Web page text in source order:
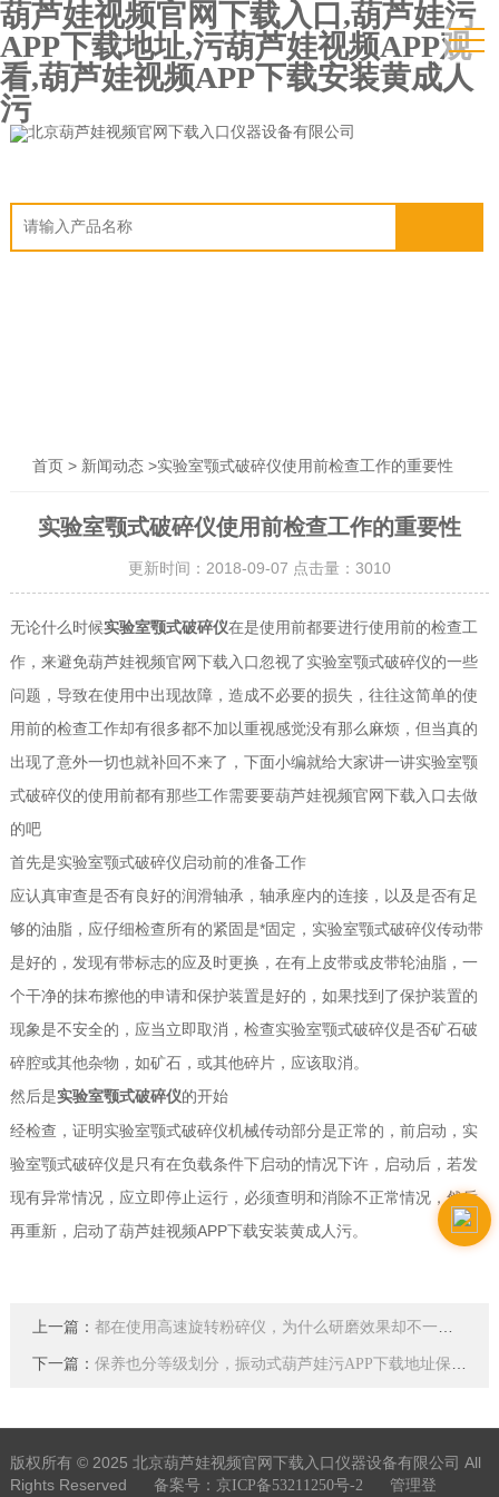
葫芦娃视频官网下载入口,葫芦娃污
APP下载地址,污葫芦娃视频APP观
看,葫芦娃视频APP下载安装黄成人
污
首页> 新闻动态>实验室颚式破碎仪使用前检查工作的重要性
实验室颚式破碎仪使用前检查工作的重要性
更新时间：2018-09-07 点击量： 3010
无论什么时候实验室颚式破碎仪在是使用前都要进行使用前的检查工
作，来避免葫芦娃视频官网下载入口忽视了实验室颚式破碎仪的一些
问题，导致在使用中出现故障，造成不必要的损失，往往这简单的使
用前的检查工作却有很多都不加以重视感觉没有那么麻烦，但当真的
出现了意外一切也就补回不来了，下面小编就给大家讲一讲实验室颚
式破碎仪的使用前都有那些工作需要要葫芦娃视频官网下载入口去做
的吧
首先是实验室颚式破碎仪启动前的准备工作
应认真审查是否有良好的润滑轴承，轴承座内的连接，以及是否有足
够的油脂，应仔细检查所有的紧固是*固定，实验室颚式破碎仪传动带
是好的，发现有带标志的应及时更换，在有上皮带或皮带轮油脂，一
个干净的抹布擦他的申请和保护装置是好的，如果找到了保护装置的
现象是不安全的，应当立即取消，检查实验室颚式破碎仪是否矿石破
碎腔或其他杂物，如矿石，或其他碎片，应该取消。
然后是实验室颚式破碎仪的开始
经检查，证明实验室颚式破碎仪机械传动部分是正常的，前启动，实
验室颚式破碎仪是只有在负载条件下启动的情况下许，启动后，若发
现有异常情况，应立即停止运行，必须查明和消除不正常情况，然后
再重新，启动了葫芦娃视频APP下载安装黄成人污。
上一篇： 都在使用高速旋转粉碎仪，为什么研磨效果却不一样？
下一篇： 保养也分等级划分，振动式葫芦娃污APP下载地址保养中的小秘密
版权所有 © 2025 北京葫芦娃视频官网下载入口仪器设备有限公司 All
Rights Reserved
备案号：京ICP备53211250号-2 管理登